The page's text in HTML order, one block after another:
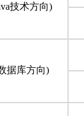
技术方向)
据库方向)